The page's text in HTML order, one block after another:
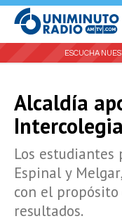
ESCUCHA
Alcaldía
Los
Espinal y
con el
resultados.